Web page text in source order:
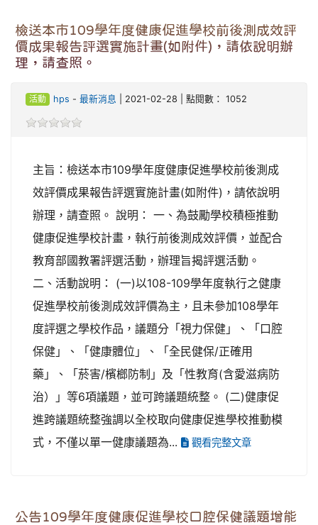
檢送本市109學年度健康促進學校前後測成效評
價成果報告評選實施計畫(如附件)，請依說明辦
理，請查照。
活動 hps - 最新消息 | 2021-02-28 | 點閱數： 1052
主旨：檢送本市109學年度健康促進學校前後測成
效評價成果報告評選實施計畫(如附件)，請依說明
辦理，請查照。 說明： 一、為鼓勵學校積極推動
健康促進學校計畫，執行前後測成效評價，並配合
教育部國教署評選活動，辦理旨揭評選活動。
二、活動說明： (一)以108-109學年度執行之健康
促進學校前後測成效評價為主，且未參加108學年
度評選之學校作品，議題分「視力保健」、「口腔
保健」、「健康體位」、「全民健保/正確用
藥」、「菸害/檳榔防制」及「性教育(含愛滋病防
治）」等6項議題，並可跨議題統整。 (二)健康促
進跨議題統整強調以全校取向健康促進學校推動模
式，不僅以單一健康議題為...
觀看完整文章
公告109學年度健康促進學校口腔保健議題增能